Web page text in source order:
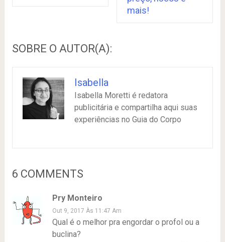
mais!
SOBRE O AUTOR(A):
Isabella
Isabella Moretti é redatora
publicitária e compartilha aqui suas
experiências no Guia do Corpo
6 COMMENTS
Pry Monteiro
Out 9, 2017 Às 11:47 Am
Qual é o melhor pra engordar o profol ou a
buclina?